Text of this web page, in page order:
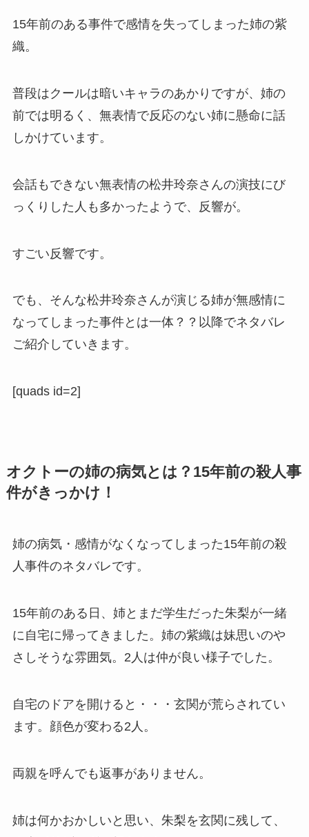
15年前のある事件で感情を失ってしまった姉の紫
織。
普段はクールは暗いキャラのあかりですが、姉の
前では明るく、無表情で反応のない姉に懸命に話
しかけています。
会話もできない無表情の松井玲奈さんの演技にび
っくりした人も多かったようで、反響が。
すごい反響です。
でも、そんな松井玲奈さんが演じる姉が無感情に
なってしまった事件とは一体？？以降でネタバレ
ご紹介していきます。
[quads id=2]
オクトーの姉の病気とは？15年前の殺人事
件がきっかけ！
姉の病気・感情がなくなってしまった15年前の殺
人事件のネタバレです。
15年前のある日、姉とまだ学生だった朱梨が一緒
に自宅に帰ってきました。姉の紫織は妹思いのや
さしそうな雰囲気。2人は仲が良い様子でした。
自宅のドアを開けると・・・玄関が荒らされてい
ます。顔色が変わる2人。
両親を呼んでも返事がありません。
姉は何かおかしいと思い、朱梨を玄関に残して、